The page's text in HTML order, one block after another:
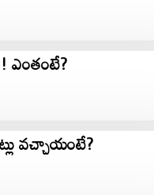
ఎంతంటే?
వచ్చాయంటే?